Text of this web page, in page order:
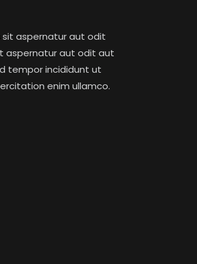
aspernatur aut odit
aspernatur aut odit aut
tempor incididunt ut
enim ullamco.